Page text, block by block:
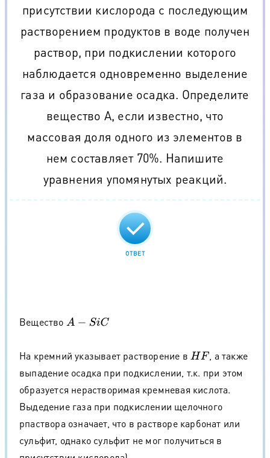
присутствии кислорода с последующим
растворением продуктов в воде получен
раствор, при подкислении которого
наблюдается одновременно выделение
газа и образование осадка. Определите
вещество А, если известно, что
массовая доля одного из элементов в
нем составляет 70%. Напишите
уравнения упомянутых реакций.
ОТВЕТ
Вещество A− SiC
На кремний указывает растворение в HF
, а также
выпадение осадка при подкислении, т.к. при этом
образуется нерастворимая кремневая кислота.
Выдедение газа при подкислении щелочного
рпаствора означает, что в растворе карбонат или
сульфит, однако сульфит не мог получиться в